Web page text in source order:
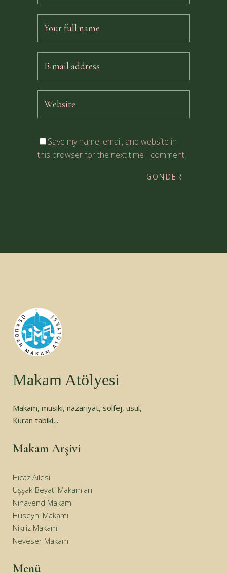
Save my name, email, and website in
this browser for the next time I comment.
Makam Atölyesi
Makam, musiki, nazariyat, solfej, usul,
Kuran tabiki,..
Makam Arşivi
Hicaz Ailesi
Uşşak-Beyati Makamları
Nihavend Makamı
Hüseyni Makamı
Nikriz Makamı
Neveser Makamı
Menü